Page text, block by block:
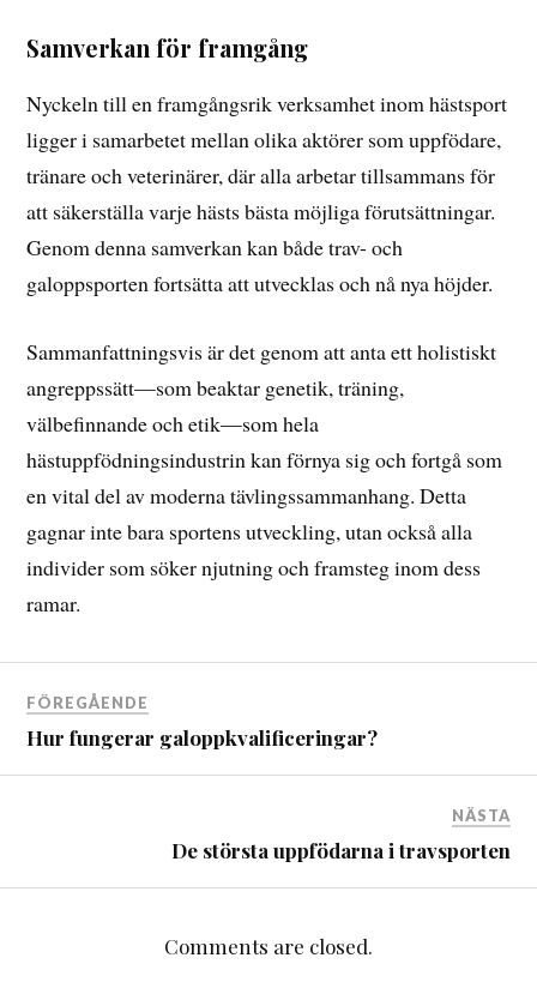
Samverkan för framgång
Nyckeln till en framgångsrik verksamhet inom hästsport
ligger i samarbetet mellan olika aktörer som uppfödare,
tränare och veterinärer, där alla arbetar tillsammans för
att säkerställa varje hästs bästa möjliga förutsättningar.
Genom denna samverkan kan både trav- och
galoppsporten fortsätta att utvecklas och nå nya höjder.
Sammanfattningsvis är det genom att anta ett holistiskt
angreppssätt—som beaktar genetik, träning,
välbefinnande och etik—som hela
hästuppfödningsindustrin kan förnya sig och fortgå som
en vital del av moderna tävlingssammanhang. Detta
gagnar inte bara sportens utveckling, utan också alla
individer som söker njutning och framsteg inom dess
ramar.
FÖREGÅENDE
Hur fungerar galoppkvalificeringar?
NÄSTA
De största uppfödarna i travsporten
Comments are closed.